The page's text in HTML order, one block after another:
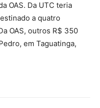
OAS. Da UTC teria
a quatro
OAS, outros R$ 350
em Taguatinga,